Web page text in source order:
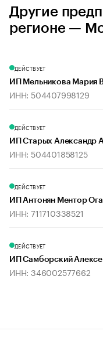
Другие
регионе —
ДЕЙСТВУЕТ
ИП Мельникова Мария
ИНН: 504407998129
ДЕЙСТВУЕТ
ИП Старых Александр
ИНН: 504401858125
ДЕЙСТВУЕТ
ИП Антонян Ментор
ИНН: 711710338521
ДЕЙСТВУЕТ
ИП Самборский
ИНН: 346002577662